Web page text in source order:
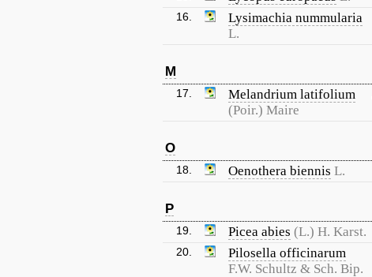
16.
Lysimachia nummularia
L.
M
17.
Melandrium latifolium
(Poir.) Maire
O
18. Oenothera biennis L.
P
19. Picea abies (L.) H. Karst.
20.
Pilosella officinarum
F.W. Schultz & Sch. Bip.